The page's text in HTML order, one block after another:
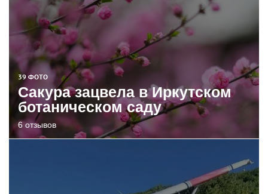
39 ФОТО
Сакура зацвела в Иркутском
ботаническом саду
6 отзывов